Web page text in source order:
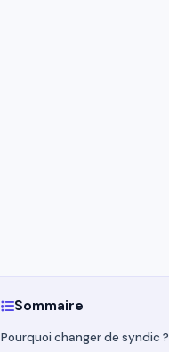
Sommaire
Pourquoi changer de syndic ?